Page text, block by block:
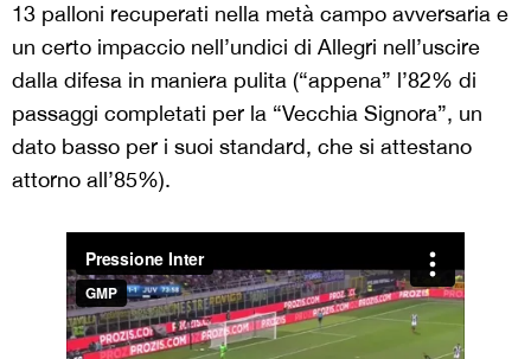
13 palloni recuperati nella metà campo avversaria e
un certo impaccio nell’undici di Allegri nell’uscire
dalla difesa in maniera pulita (“appena” l’82% di
passaggi completati per la “Vecchia Signora”, un
dato basso per i suoi standard, che si attestano
attorno all’85%).